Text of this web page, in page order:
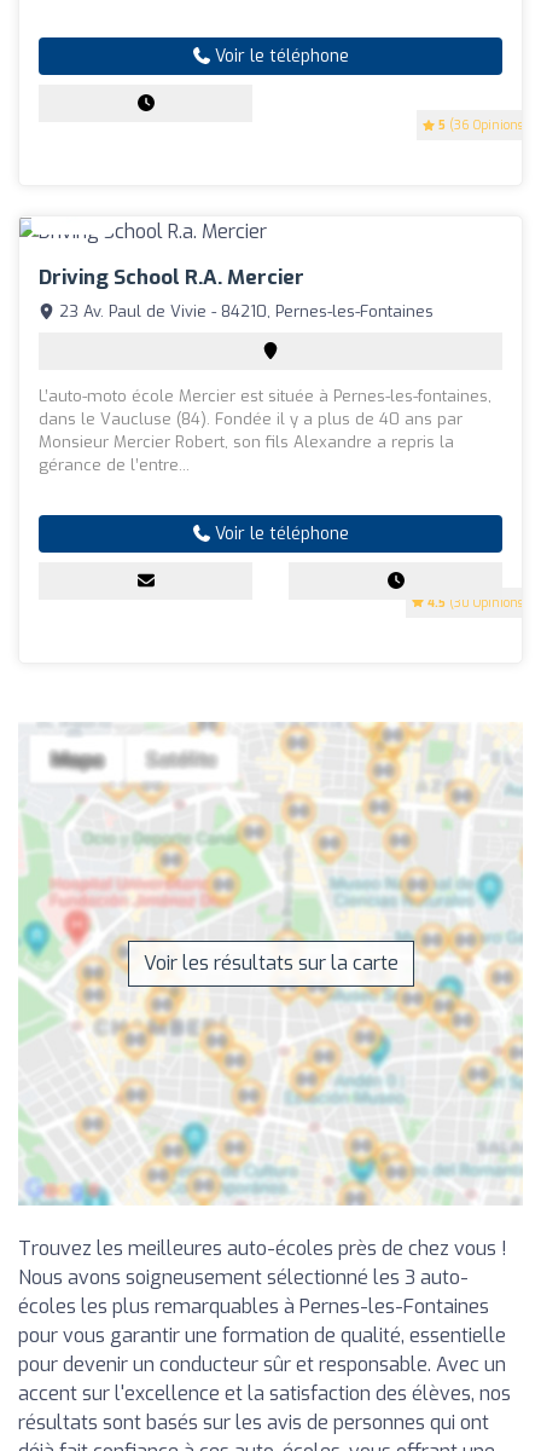
5 (36 Opinions)
Voir le téléphone
Driving School R.a. Mercier
4.5 (30 Opinions)
23 Av. Paul de Vivie - 84210, Pernes-les-Fontaines
L’auto-moto école Mercier est située à Pernes-les-fontaines,
dans le Vaucluse (84). Fondée il y a plus de 40 ans par
Monsieur Mercier Robert, son fils Alexandre a repris la
gérance de l’entre...
Voir le téléphone
Voir les résultats sur la carte
Trouvez les meilleures auto-écoles près de chez vous !
Nous avons soigneusement sélectionné les 3 auto-
écoles les plus remarquables à Pernes-les-Fontaines
pour vous garantir une formation de qualité, essentielle
pour devenir un conducteur sûr et responsable. Avec un
accent sur l'excellence et la satisfaction des élèves, nos
résultats sont basés sur les avis de personnes qui ont